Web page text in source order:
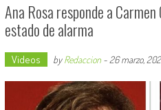
Ana Rosa responde a
estado de alarma
Videos byRedaccion- 26 marzo,